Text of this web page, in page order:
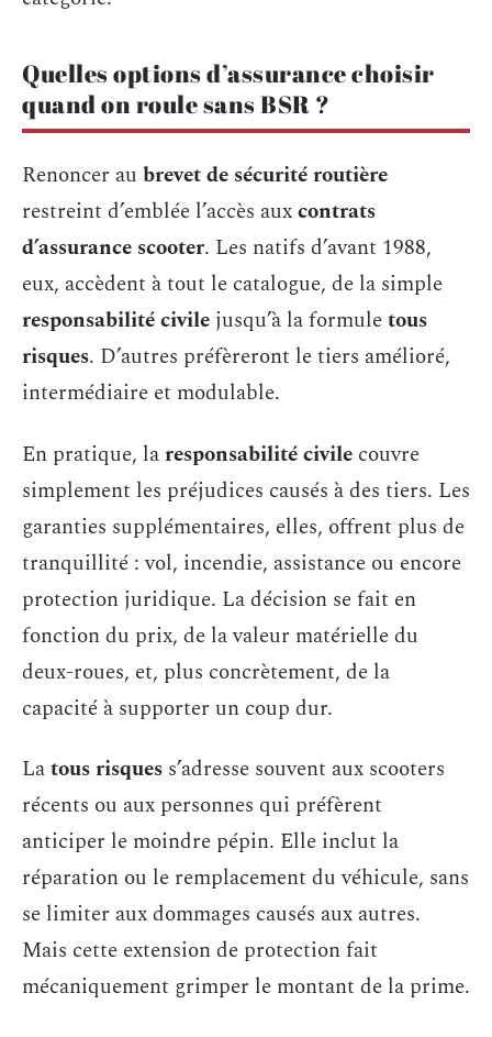
Quelles options d’assurance choisir
quand on roule sans BSR ?
Renoncer au brevet de sécurité routière
restreint d’emblée l’accès auxcontrats
d’assurance scooter. Les natifs d’avant 1988,
eux, accèdent à tout le catalogue, de la simple
responsabilité civile jusqu’à la formuletous
risques. D’autres préfèreront le tiers amélioré,
intermédiaire et modulable.
En pratique, laresponsabilité civile couvre
simplement les préjudices causés à des tiers. Les
garanties supplémentaires, elles, offrent plus de
tranquillité : vol, incendie, assistance ou encore
protection juridique. La décision se fait en
fonction du prix, de la valeur matérielle du
deux-roues, et, plus concrètement, de la
capacité à supporter un coup dur.
Latous risques s’adresse souvent aux scooters
récents ou aux personnes qui préfèrent
anticiper le moindre pépin. Elle inclut la
réparation ou le remplacement du véhicule, sans
se limiter aux dommages causés aux autres.
Mais cette extension de protection fait
mécaniquement grimper le montant de la prime.